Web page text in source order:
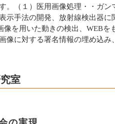
。（１）医用画像処理・・ガン
示手法の開発、放射線検出器に
を用いた動きの検出、WEBを
像に対する署名情報の埋め込み
室